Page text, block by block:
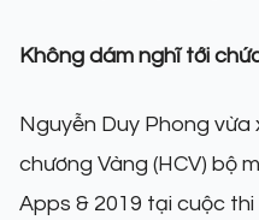
Không dám nghĩ tới
Nguyễn Duy Phong
chương Vàng (HCV) bộ
Apps & 2019 tại cuộc